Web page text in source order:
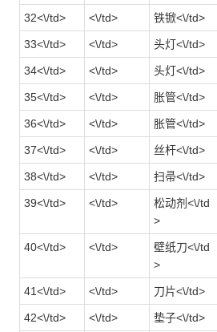
32<\/td> <\/td> 铁锨<\/td>
33<\/td> <\/td> 头灯<\/td>
34<\/td> <\/td> 头灯<\/td>
35<\/td> <\/td> 胀管<\/td>
36<\/td> <\/td> 胀管<\/td>
37<\/td> <\/td> 丝杆<\/td>
38<\/td> <\/td> 扫帚<\/td>
39<\/td> <\/td>
松动剂<\/td
>
40<\/td> <\/td>
壁纸刀<\/td
>
41<\/td> <\/td> 刀片<\/td>
42<\/td> <\/td> 垫子<\/td>